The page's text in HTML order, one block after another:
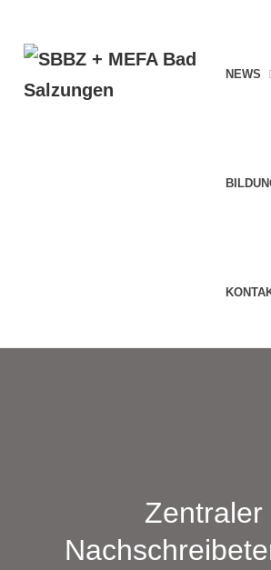
NEWS
Zentraler